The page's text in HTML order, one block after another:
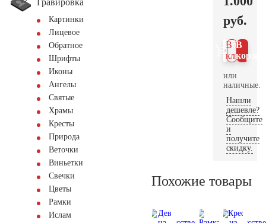
Картинки
Лицевое
Обратное
Шрифты
Иконы
Ангелы
Святые
Храмы
Кресты
Природа
Веточки
Виньетки
Свечки
Цветы
Рамки
Ислам
руб.
В
В 1
клик
или
наличные.
Нашли
дешевле?
Сообщите
и
получите
скидку.
Похожие товары